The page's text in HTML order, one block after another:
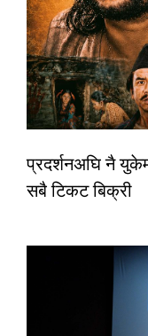
प्रदर्शनअघि नै
सबै टिकट बिक्री